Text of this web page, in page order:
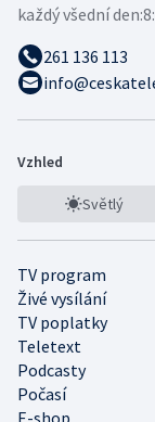
každý všední den:
261 136 113
Vzhled
Světlý
TV program
Živé vysílání
TV poplatky
Teletext
Podcasty
Počasí
E-shop